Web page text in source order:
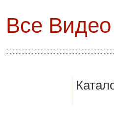
Все